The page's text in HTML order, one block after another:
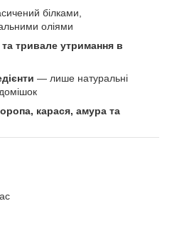
білками,
оліями
тривале утримання в
— лише натуральні
карася, амура та